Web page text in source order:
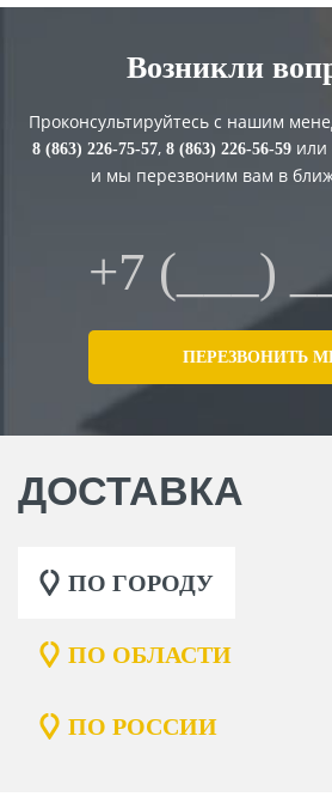
Возникли
Проконсультируйтесь с нашим
8 (863) 226-75-57, 8 (863) 226-56-59или
и мы перезвоним вам в
ДОСТАВКА
ПО ГОРОДУ
ПО ОБЛАСТИ
ПО РОССИИ